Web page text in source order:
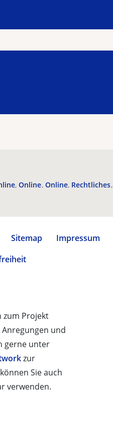
Online Online Rechtliches
Sitemap Impressum
zum Projekt
und
gerne unter
zur
Sie auch
verwenden.